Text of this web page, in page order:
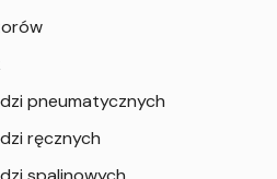
pneumatycznych
ręcznych